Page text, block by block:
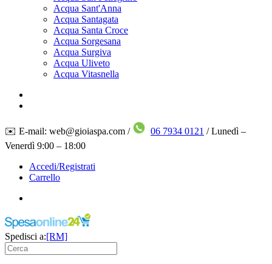
Acqua Sant'Anna
Acqua Santagata
Acqua Santa Croce
Acqua Sorgesana
Acqua Surgiva
Acqua Uliveto
Acqua Vitasnella
✉️ E-mail: web@gioiaspa.com / 06 7934 0121 / Lunedì –
Venerdì 9:00 – 18:00
Accedi/Registrati
Carrello
Spedisci a:[RM]